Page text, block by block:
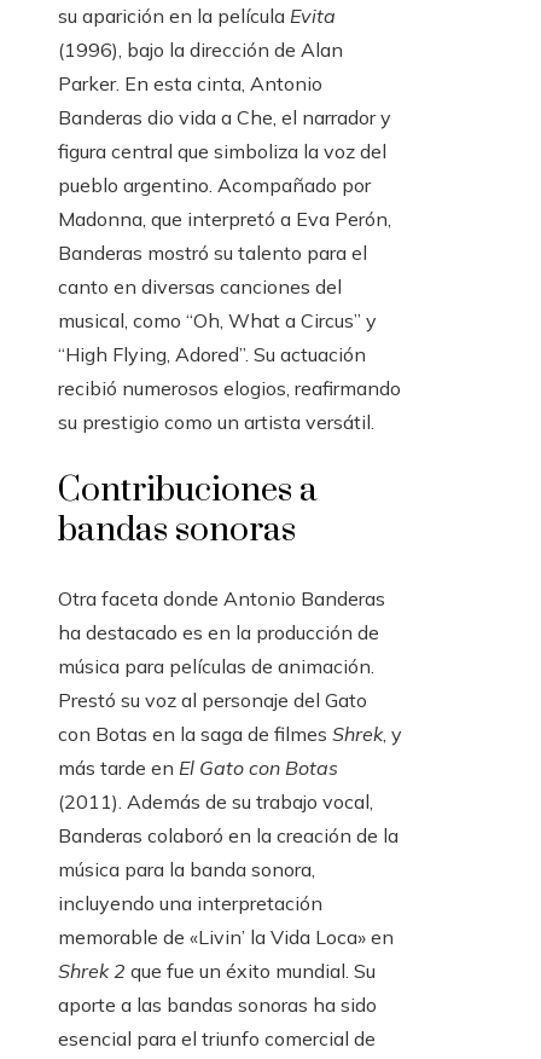
su aparición en la película Evita
(1996), bajo la dirección de Alan
Parker. En esta cinta, Antonio
Banderas dio vida a Che, el narrador y
figura central que simboliza la voz del
pueblo argentino. Acompañado por
Madonna, que interpretó a Eva Perón,
Banderas mostró su talento para el
canto en diversas canciones del
musical, como “Oh, What a Circus” y
“High Flying, Adored”. Su actuación
recibió numerosos elogios, reafirmando
su prestigio como un artista versátil.
Contribuciones a
bandas sonoras
Otra faceta donde Antonio Banderas
ha destacado es en la producción de
música para películas de animación.
Prestó su voz al personaje del Gato
con Botas en la saga de filmes Shrek, y
más tarde en El Gato con Botas
(2011). Además de su trabajo vocal,
Banderas colaboró en la creación de la
música para la banda sonora,
incluyendo una interpretación
memorable de «Livin’ la Vida Loca» en
Shrek 2 que fue un éxito mundial. Su
aporte a las bandas sonoras ha sido
esencial para el triunfo comercial de